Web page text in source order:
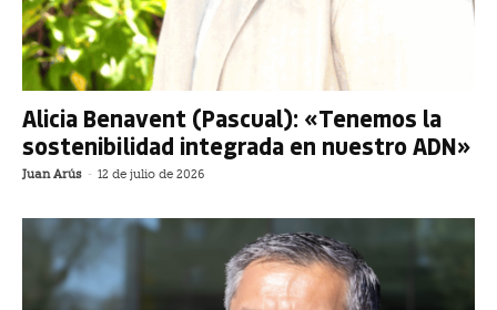
Alicia Benavent (Pascual): «Tenemos la
sostenibilidad integrada en nuestro ADN»
Juan Arús - 12 de julio de 2026